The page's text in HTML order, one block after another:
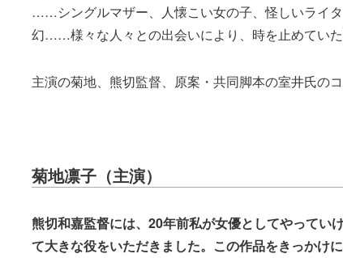
……シングルマザー、人懐こい女の子、怪しいライ
幻……様々な人々との出会いにより、時を止めていた
主演の菊地、熊切監督、原案・共同脚本の室井氏の
菊地凛子（主演）
熊切和嘉監督には、20年前私が女優としてやってい
て大きな役をいただきました。この作品をきっかけ